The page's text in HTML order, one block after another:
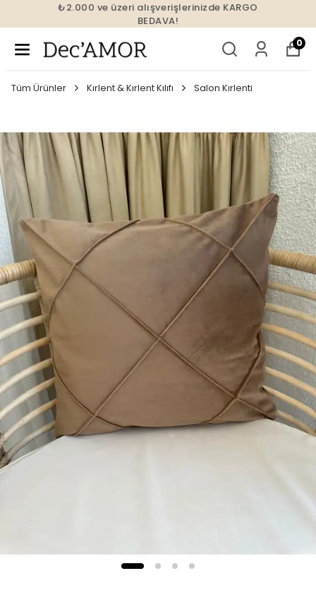
₺2.000 ve üzeri alışverişlerinizde KARGO
BEDAVA!
0
Tüm Ürünler Kırlent & Kırlent Kılıfı Salon Kırlenti